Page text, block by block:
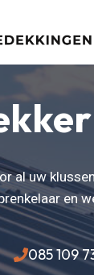
al uw
en
085 109